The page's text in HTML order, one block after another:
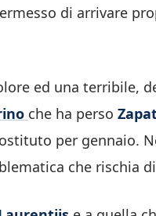
di arrivare
ed una terribile,
che ha perso
per gennaio.
che rischia